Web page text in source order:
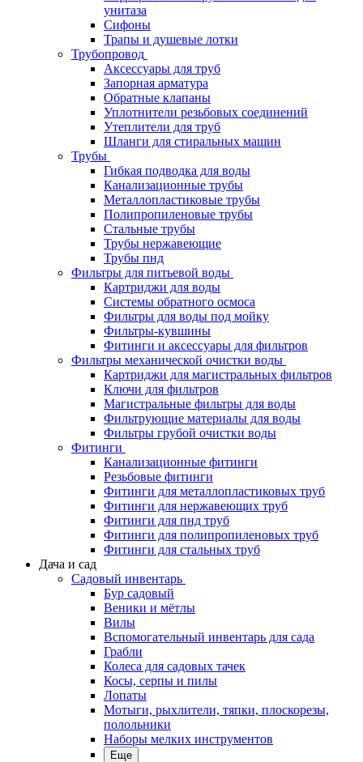
унитаза
Сифоны
Трапы и душевые лотки
Трубопровод
Аксессуары для труб
Запорная арматура
Обратные клапаны
Уплотнители резьбовых соединений
Утеплители для труб
Шланги для стиральных машин
Трубы
Гибкая подводка для воды
Канализационные трубы
Металлопластиковые трубы
Полипропиленовые трубы
Стальные трубы
Трубы нержавеющие
Трубы пнд
Фильтры для питьевой воды
Картриджи для воды
Системы обратного осмоса
Фильтры для воды под мойку
Фильтры-кувшины
Фитинги и аксессуары для фильтров
Фильтры механической очистки воды
Картриджи для магистральных фильтров
Ключи для фильтров
Магистральные фильтры для воды
Фильтрующие материалы для воды
Фильтры грубой очистки воды
Фитинги
Канализационные фитинги
Резьбовые фитинги
Фитинги для металлопластиковых труб
Фитинги для нержавеющих труб
Фитинги для пнд труб
Фитинги для полипропиленовых труб
Фитинги для стальных труб
Дача и сад
Садовый инвентарь
Бур садовый
Веники и мётлы
Вилы
Вспомогательный инвентарь для сада
Грабли
Колеса для садовых тачек
Косы, серпы и пилы
Лопаты
Мотыги, рыхлители, тяпки, плоскорезы,
полольники
Наборы мелких инструментов
Еще